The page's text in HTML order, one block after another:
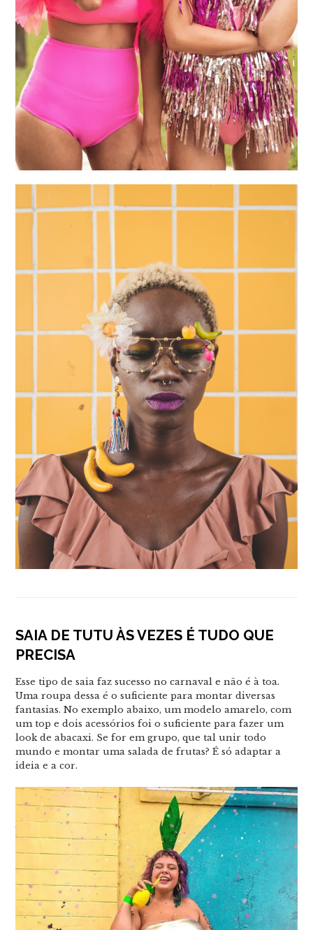
SAIA DE TUTU ÀS VEZES É TUDO QUE
PRECISA
Esse tipo de saia faz sucesso no carnaval e não é à toa.
Uma roupa dessa é o suficiente para montar diversas
fantasias. No exemplo abaixo, um modelo amarelo, com
um top e dois acessórios foi o suficiente para fazer um
look de abacaxi. Se for em grupo, que tal unir todo
mundo e montar uma salada de frutas? É só adaptar a
ideia e a cor.